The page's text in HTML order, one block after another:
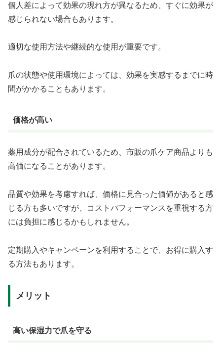
個人差によって効果の現れ方が異なるため、すぐに効果が
感じられない場合もあります。
適切な使用方法や継続的な使用が重要です。
爪の状態や使用環境によっては、効果を実感するまでに時
間がかかることもあります。
価格が高い
薬用成分が配合されているため、市販の爪ケア商品よりも
高価になることがあります。
品質や効果を考慮すれば、価格に見合った価値があると感
じる方も多いですが、コストパフォーマンスを重視する方
には負担に感じるかもしれません。
定期購入やキャンペーンを利用することで、お得に購入す
る方法もあります。
メリット
高い保湿力で爪を守る